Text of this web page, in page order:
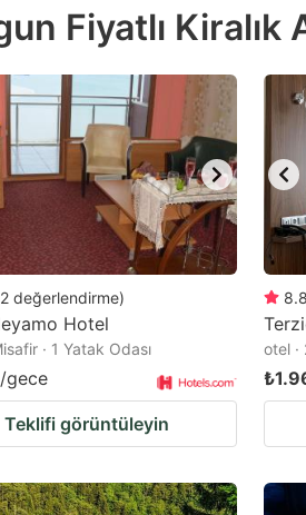
Fiyatlı
değerlendirme)
Hotel
· 1 Yatak Odası
/gece
Teklifi görüntüleyin
8.8
otel ·